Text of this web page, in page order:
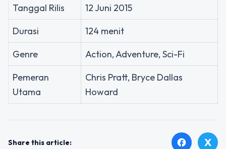
Tanggal Rilis
12 Juni 2015
Durasi
124 menit
Genre
Action, Adventure, Sci-Fi
Pemeran
Utama
Chris Pratt, Bryce Dallas
Howard
Share this article: facebook X